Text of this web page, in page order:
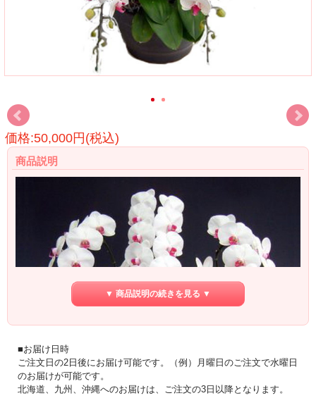
価格:50,000円(税込)
商品説明
▼ 商品説明の続きを見る ▼
■お届け日時
ご注文日の2日後にお届け可能です。（例）月曜日のご注文で水曜日
のお届けが可能です。
北海道、九州、沖縄へのお届けは、ご注文の3日以降となります。